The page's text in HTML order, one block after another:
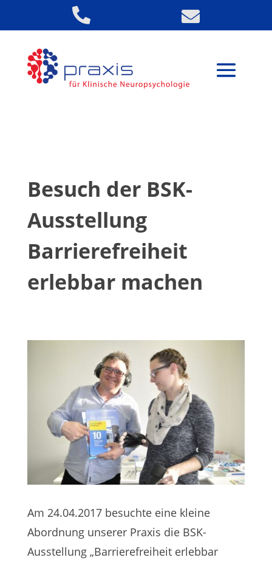
 
Besuch der BSK-
Ausstellung
Barrierefreiheit
erlebbar machen
Am 24.04.2017 besuchte eine kleine
Abordnung unserer Praxis die BSK-
Ausstellung „Barrierefreiheit erlebbar